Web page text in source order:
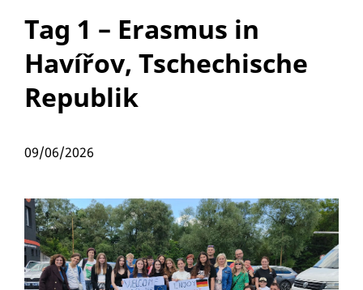
Tag 1 – Erasmus in
Havířov, Tschechische
Republik
09/06/2026